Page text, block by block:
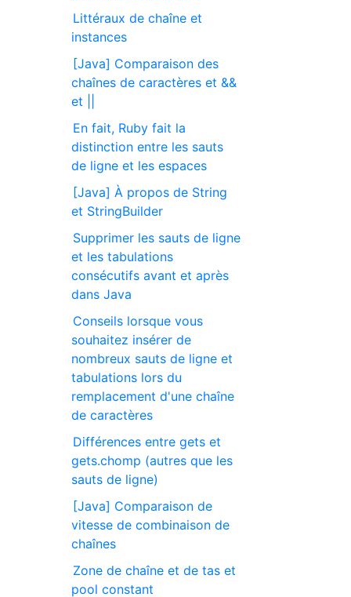
Littéraux de chaîne et
instances
[Java] Comparaison des
chaînes de caractères et &&
et ||
En fait, Ruby fait la
distinction entre les sauts
de ligne et les espaces
[Java] À propos de String
et StringBuilder
Supprimer les sauts de ligne
et les tabulations
consécutifs avant et après
dans Java
Conseils lorsque vous
souhaitez insérer de
nombreux sauts de ligne et
tabulations lors du
remplacement d'une chaîne
de caractères
Différences entre gets et
gets.chomp (autres que les
sauts de ligne)
[Java] Comparaison de
vitesse de combinaison de
chaînes
Zone de chaîne et de tas et
pool constant